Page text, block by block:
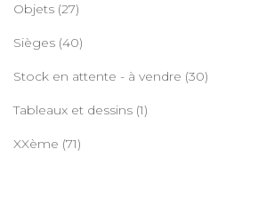
Objets (27)
Sièges (40)
Stock en attente - à vendre (30)
Tableaux et dessins (1)
XXème (71)